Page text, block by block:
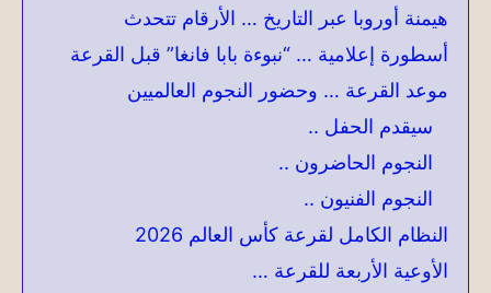
هيمنة أوروبا عبر التاريخ … الأرقام تتحدث
أسطورة إعلامية … “نبوءة بابا فانغا” قبل القرعة
موعد القرعة … وحضور النجوم العالميين
سيقدم الحفل ..
النجوم الحاضرون ..
النجوم الفنيون ..
النظام الكامل لقرعة كأس العالم 2026
الأوعية الأربعة للقرعة …